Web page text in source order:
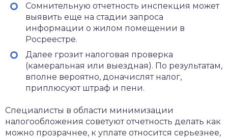
Сомнительную отчетность инспекция может
выявить еще на стадии запроса
информации о жилом помещении в
Росреестре.
Далее грозит налоговая проверка
(камеральная или выездная). По результатам,
вполне вероятно, доначислят налог,
приплюсуют штраф и пени.
Специалисты в области минимизации
налогообложения советуют отчетность делать как
можно прозрачнее, к уплате относится серьезнее,